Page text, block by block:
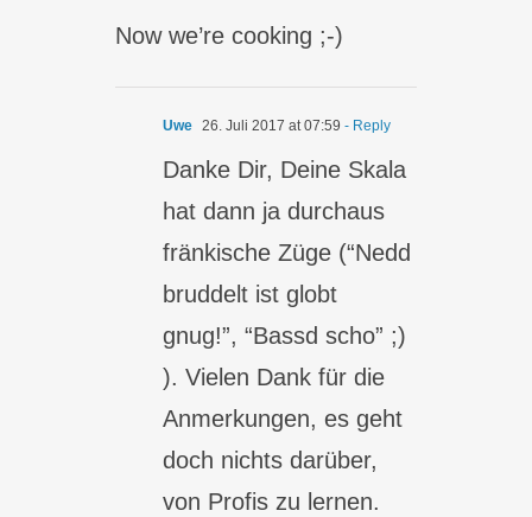
Now we’re cooking ;-)
Uwe 26. Juli 2017 at 07:59 - Reply
Danke Dir, Deine Skala
hat dann ja durchaus
fränkische Züge (“Nedd
bruddelt ist globt
gnug!”, “Bassd scho” ;)
). Vielen Dank für die
Anmerkungen, es geht
doch nichts darüber,
von Profis zu lernen.